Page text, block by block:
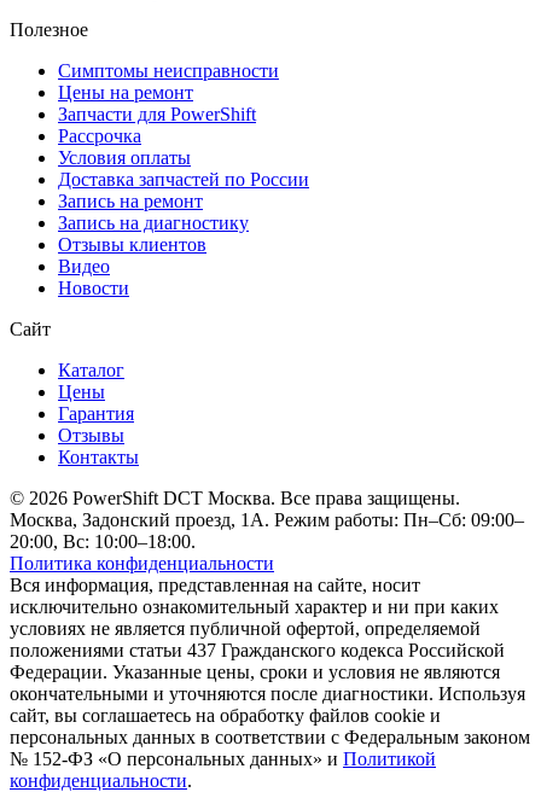
Полезное
Симптомы неисправности
Цены на ремонт
Запчасти для PowerShift
Рассрочка
Условия оплаты
Доставка запчастей по России
Запись на ремонт
Запись на диагностику
Отзывы клиентов
Видео
Новости
Сайт
Каталог
Цены
Гарантия
Отзывы
Контакты
© 2026 PowerShift DCT Москва. Все права защищены.
Москва, Задонский проезд, 1А. Режим работы: Пн–Сб: 09:00–
20:00, Вс: 10:00–18:00.
Политика конфиденциальности
Вся информация, представленная на сайте, носит
исключительно ознакомительный характер и ни при каких
условиях не является публичной офертой, определяемой
положениями статьи 437 Гражданского кодекса Российской
Федерации. Указанные цены, сроки и условия не являются
окончательными и уточняются после диагностики. Используя
сайт, вы соглашаетесь на обработку файлов cookie и
персональных данных в соответствии с Федеральным законом
№ 152-ФЗ «О персональных данных» и Политикой
конфиденциальности.